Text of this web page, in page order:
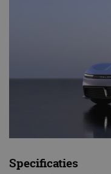
Specificaties